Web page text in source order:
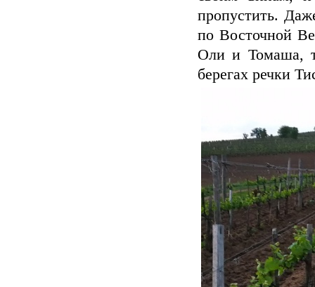
пропустить.
по Восточной
Оли и Томаша,
берегах речки